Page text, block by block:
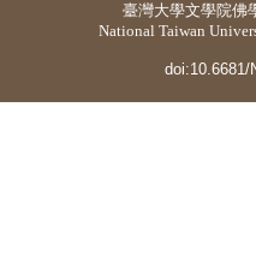
臺灣大學文學院佛
National Taiwan
doi:10.6681/